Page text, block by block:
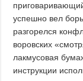
успешно вел
разгорелся
воровских
лакмусовая
инструкции